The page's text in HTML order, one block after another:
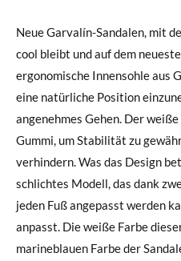
Neue Garvalín-Sandalen, mit
cool bleibt und auf dem
ergonomische Innensohle aus
eine natürliche Position
angenehmes Gehen. Der
Gummi, um Stabilität zu
verhindern. Was das Design
schlichtes Modell, das dank
jeden Fuß angepasst werden
anpasst. Die weiße Farbe
marineblauen Farbe der